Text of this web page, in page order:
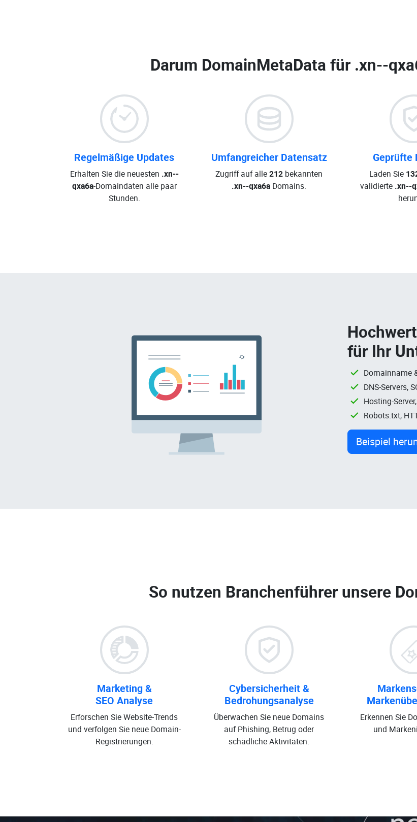
Darum DomainMetaData für .xn--
Regelmäßige Updates
Erhalten Sie die neuesten .xn--
qxa6a-Domaindaten alle paar
Stunden.
Umfangreicher Datensatz
Zugriff auf alle212 bekannten
.xn--qxa6a Domains.
Geprüfte
Laden Sie
validierte .xn--
für Ihr
Domainname
DNS-Servers,
Hosting-
Robots.txt,
Beispiel
So nutzen Branchenführer unsere
Marketing &
SEO Analyse
Erforschen Sie Website-Trends
und verfolgen Sie neue Domain-
Registrierungen.
Cybersicherheit &
Bedrohungsanalyse
Überwachen Sie neue Domains
auf Phishing, Betrug oder
schädliche Aktivitäten.
Erkennen Sie
und